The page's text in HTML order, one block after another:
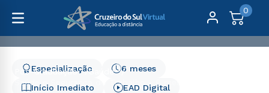
0
Pós-Graduação
Saúde
Saúde e Segurança do Trabalho - 6 meses
Início Imediato
6 meses
Especialização
EAD Digital